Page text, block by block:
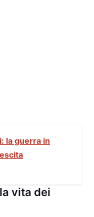
la guerra in
vita dei